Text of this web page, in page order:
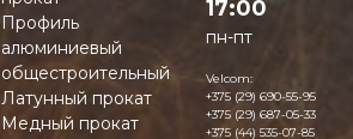
Профиль
алюминиевый
общестроительный
Латунный прокат
Медный прокат
17:00
пн-пт
Velcom:
+375 (29) 690-55-95
+375 (29) 687-05-33
+375 (44) 535-07-85